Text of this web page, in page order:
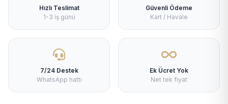
Hızlı Teslimat
1-3 iş günü
Güvenli Ödeme
Kart / Havale
7/24 Destek
WhatsApp hattı
Ek Ücret Yok
Net tek fiyat